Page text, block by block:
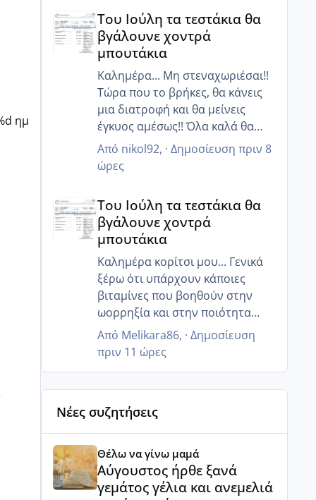
ημ
Αύριο πάμε για
σπερματοδιαγραμμα.... Για να
δούμε!! ❤️❤️❤️
Του Ιούλη τα τεστάκια θα
βγάλουνε χοντρά
μπουτάκια
Καλημέρα... Μη στεναχωριέσαι!!
Τώρα που το βρήκες, θα κάνεις
μια διατροφή και θα μείνεις
έγκυος αμέσως!! Όλα καλά θα
πάνε είμαι σίγουρη!!!❤️❤️
Από nikol92, · Δημοσίευση πριν 8
ώρες
Του Ιούλη τα τεστάκια θα
βγάλουνε χοντρά
μπουτάκια
Καλημέρα κορίτσι μου... Γενικά
ξέρω ότι υπάρχουν κάποιες
βιταμίνες που βοηθούν στην
ωορρηξία και στην ποιότητα
τους... Εμένα έδωσε της
κουμπαράς μου ο γιατρός
κάποιες... Θα την ρωτήσω κ θα
ινοφερτ!
ΑΜΗ είχα κάνει πριν μήνες!
Σε αλά νέα, οι εξετάσει μου
χάλια! Μου είπε ότι έτσι δεν θα
μείνω έγκυος...εχω φουλ
Από Melikara86, · Δημοσίευση
πριν 11 ώρες
Νέες συζητήσεις
Αύγουστος ήρθε ξανά γεμάτος γέλια και
Θέλω να γίνω μαμά
Αύγουστος ήρθε ξανά
γεμάτος γέλια και ανεμελιά